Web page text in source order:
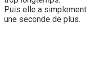
Puis elle a
une seconde de plus.